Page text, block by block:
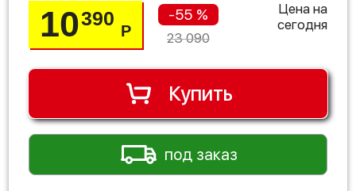
10390
Р
-55 %
23 090
Цена на
сегодня
Купить
под заказ